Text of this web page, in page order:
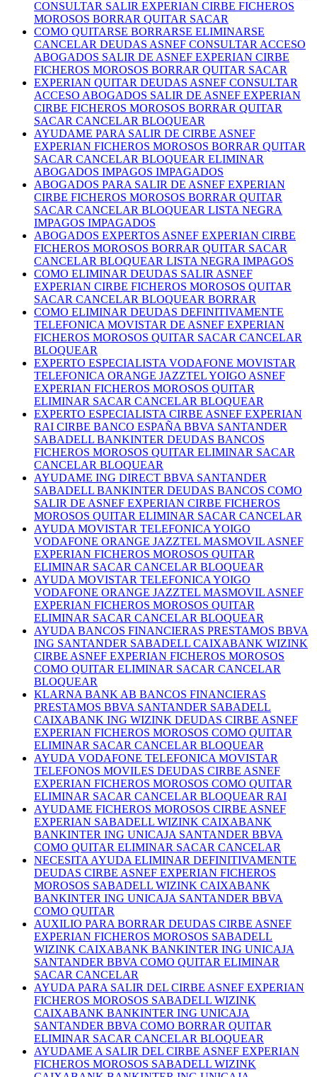
CONSULTAR SALIR EXPERIAN CIRBE FICHEROS
MOROSOS BORRAR QUITAR SACAR
COMO QUITARSE BORRARSE ELIMINARSE
CANCELAR DEUDAS ASNEF CONSULTAR ACCESO
ABOGADOS SALIR DE ASNEF EXPERIAN CIRBE
FICHEROS MOROSOS BORRAR QUITAR SACAR
EXPERIAN QUITAR DEUDAS ASNEF CONSULTAR
ACCESO ABOGADOS SALIR DE ASNEF EXPERIAN
CIRBE FICHEROS MOROSOS BORRAR QUITAR
SACAR CANCELAR BLOQUEAR
AYUDAME PARA SALIR DE CIRBE ASNEF
EXPERIAN FICHEROS MOROSOS BORRAR QUITAR
SACAR CANCELAR BLOQUEAR ELIMINAR
ABOGADOS IMPAGOS IMPAGADOS
ABOGADOS PARA SALIR DE ASNEF EXPERIAN
CIRBE FICHEROS MOROSOS BORRAR QUITAR
SACAR CANCELAR BLOQUEAR LISTA NEGRA
IMPAGOS IMPAGADOS
ABOGADOS EXPERTOS ASNEF EXPERIAN CIRBE
FICHEROS MOROSOS BORRAR QUITAR SACAR
CANCELAR BLOQUEAR LISTA NEGRA IMPAGOS
COMO ELIMINAR DEUDAS SALIR ASNEF
EXPERIAN CIRBE FICHEROS MOROSOS QUITAR
SACAR CANCELAR BLOQUEAR BORRAR
COMO ELIMINAR DEUDAS DEFINITIVAMENTE
TELEFONICA MOVISTAR DE ASNEF EXPERIAN
FICHEROS MOROSOS QUITAR SACAR CANCELAR
BLOQUEAR
EXPERTO ESPECIALISTA VODAFONE MOVISTAR
TELEFONICA ORANGE JAZZTEL YOIGO ASNEF
EXPERIAN FICHEROS MOROSOS QUITAR
ELIMINAR SACAR CANCELAR BLOQUEAR
EXPERTO ESPECIALISTA CIRBE ASNEF EXPERIAN
RAI CIRBE BANCO ESPAÑA BBVA SANTANDER
SABADELL BANKINTER DEUDAS BANCOS
FICHEROS MOROSOS QUITAR ELIMINAR SACAR
CANCELAR BLOQUEAR
AYUDAME ING DIRECT BBVA SANTANDER
SABADELL BANKINTER DEUDAS BANCOS COMO
SALIR DE ASNEF EXPERIAN CIRBE FICHEROS
MOROSOS QUITAR ELIMINAR SACAR CANCELAR
AYUDA MOVISTAR TELEFONICA YOIGO
VODAFONE ORANGE JAZZTEL MASMOVIL ASNEF
EXPERIAN FICHEROS MOROSOS QUITAR
ELIMINAR SACAR CANCELAR BLOQUEAR
AYUDA MOVISTAR TELEFONICA YOIGO
VODAFONE ORANGE JAZZTEL MASMOVIL ASNEF
EXPERIAN FICHEROS MOROSOS QUITAR
ELIMINAR SACAR CANCELAR BLOQUEAR
AYUDA BANCOS FINANCIERAS PRESTAMOS BBVA
ING SANTANDER SABADELL CAIXABANK WIZINK
CIRBE ASNEF EXPERIAN FICHEROS MOROSOS
COMO QUITAR ELIMINAR SACAR CANCELAR
BLOQUEAR
KLARNA BANK AB BANCOS FINANCIERAS
PRESTAMOS BBVA SANTANDER SABADELL
CAIXABANK ING WIZINK DEUDAS CIRBE ASNEF
EXPERIAN FICHEROS MOROSOS COMO QUITAR
ELIMINAR SACAR CANCELAR BLOQUEAR
AYUDA VODAFONE TELEFONICA MOVISTAR
TELEFONOS MOVILES DEUDAS CIRBE ASNEF
EXPERIAN FICHEROS MOROSOS COMO QUITAR
ELIMINAR SACAR CANCELAR BLOQUEAR RAI
AYUDAME FICHEROS MOROSOS CIRBE ASNEF
EXPERIAN SABADELL WIZINK CAIXABANK
BANKINTER ING UNICAJA SANTANDER BBVA
COMO QUITAR ELIMINAR SACAR CANCELAR
NECESITA AYUDA ELIMINAR DEFINITIVAMENTE
DEUDAS CIRBE ASNEF EXPERIAN FICHEROS
MOROSOS SABADELL WIZINK CAIXABANK
BANKINTER ING UNICAJA SANTANDER BBVA
COMO QUITAR
AUXILIO PARA BORRAR DEUDAS CIRBE ASNEF
EXPERIAN FICHEROS MOROSOS SABADELL
WIZINK CAIXABANK BANKINTER ING UNICAJA
SANTANDER BBVA COMO QUITAR ELIMINAR
SACAR CANCELAR
AYUDA PARA SALIR DEL CIRBE ASNEF EXPERIAN
FICHEROS MOROSOS SABADELL WIZINK
CAIXABANK BANKINTER ING UNICAJA
SANTANDER BBVA COMO BORRAR QUITAR
ELIMINAR SACAR CANCELAR BLOQUEAR
AYUDAME A SALIR DEL CIRBE ASNEF EXPERIAN
FICHEROS MOROSOS SABADELL WIZINK